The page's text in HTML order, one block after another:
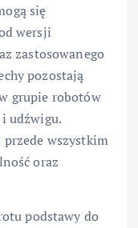
się
wersji
zastosowanego
pozostają
grupie robotów
udźwigu.
wszystkim
oraz
podstawy do